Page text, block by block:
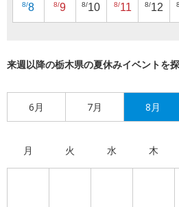
8/8 8/9 8/10 8/11 8/12
来週以降の栃木県の夏休みイベントを
6月 7月 8月
月 火 水 木